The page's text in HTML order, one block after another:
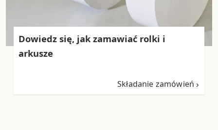
Dowiedz się, jak zamawiać rolki i
arkusze
Składanie zamówień